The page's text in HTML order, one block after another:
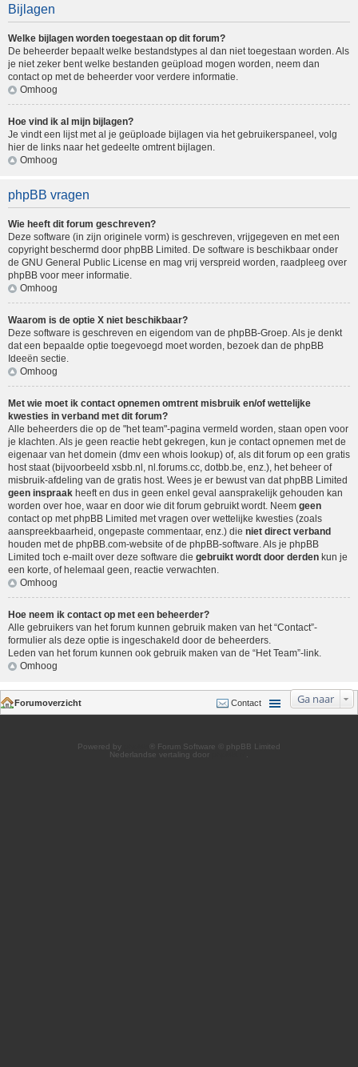
Bijlagen
Welke bijlagen worden toegestaan op dit forum?
De beheerder bepaalt welke bestandstypes al dan niet toegestaan worden. Als
je niet zeker bent welke bestanden geüpload mogen worden, neem dan
contact op met de beheerder voor verdere informatie.
Omhoog
Hoe vind ik al mijn bijlagen?
Je vindt een lijst met al je geüploade bijlagen via het gebruikerspaneel, volg
hier de links naar het gedeelte omtrent bijlagen.
Omhoog
phpBB vragen
Wie heeft dit forum geschreven?
Deze software (in zijn originele vorm) is geschreven, vrijgegeven en met een
copyright beschermd door phpBB Limited . De software is beschikbaar onder
de GNU General Public License en mag vrij verspreid worden, raadpleeg over
phpBB voor meer informatie.
Omhoog
Waarom is de optie X niet beschikbaar?
Deze software is geschreven en eigendom van de phpBB-Groep. Als je denkt
dat een bepaalde optie toegevoegd moet worden, bezoek dan de phpBB
Ideeën sectie.
Omhoog
Met wie moet ik contact opnemen omtrent misbruik en/of wettelijke
kwesties in verband met dit forum?
Alle beheerders die op de "het team"-pagina vermeld worden, staan open voor
je klachten. Als je geen reactie hebt gekregen, kun je contact opnemen met de
eigenaar van het domein (dmv een whois lookup) of, als dit forum op een gratis
host staat (bijvoorbeeld xsbb.nl, nl.forums.cc, dotbb.be, enz.), het beheer of
misbruik-afdeling van de gratis host. Wees je er bewust van dat phpBB Limited
geen inspraak heeft en dus in geen enkel geval aansprakelijk gehouden kan
worden over hoe, waar en door wie dit forum gebruikt wordt. Neem geen
contact op met phpBB Limited met vragen over wettelijke kwesties (zoals
aanspreekbaarheid, ongepaste commentaar, enz.) die niet direct verband
houden met de phpBB.com-website of de phpBB-software. Als je phpBB
Limited toch e-mailt over deze software die gebruikt wordt door derden kun je
een korte, of helemaal geen, reactie verwachten.
Omhoog
Hoe neem ik contact op met een beheerder?
Alle gebruikers van het forum kunnen gebruik maken van het “Contact”-
formulier als deze optie is ingeschakeld door de beheerders.
Leden van het forum kunnen ook gebruik maken van de “Het Team”-link.
Omhoog
Ga naar
Forumoverzicht Contact
Powered by
® Forum Software © phpBB Limited
Nederlandse vertaling door
.